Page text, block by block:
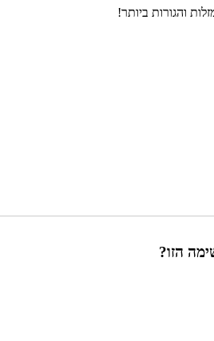
והגורות ביותר!
הזו?